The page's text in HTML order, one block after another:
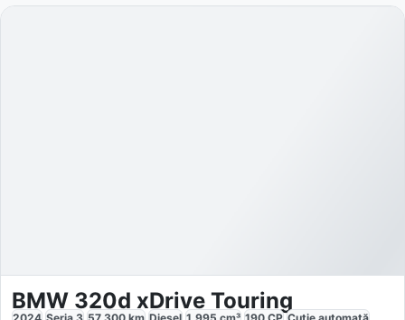
BMW 320d xDrive Touring